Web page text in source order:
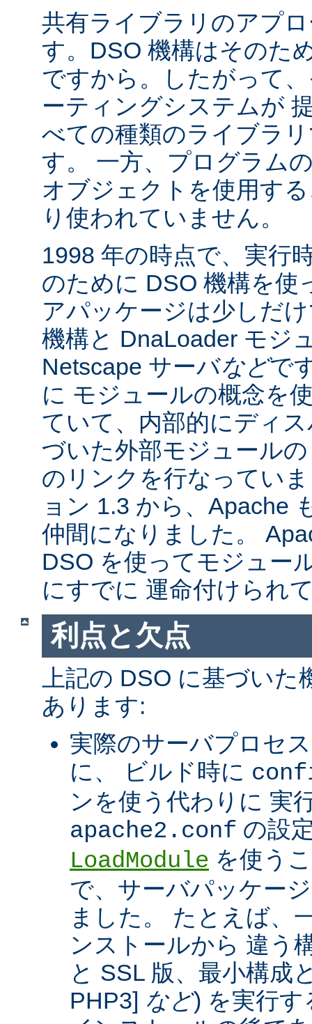
共有ライブラリのアプ
す。DSO 機構はそのた
ですから。したがって
ーティングシステムが
べての種類のライブラ
す。 一方、プログラム
オブジェクトを使用す
り使われていません。
1998 年の時点で、実行
のために DSO 機構を使
アパッケージは少しだ
機構と DnaLoader モジ
Netscape サーバなどで
に モジュールの概念を
ていて、内部的にディ
づいた外部モジュール
のリンクを行なってい
ョン 1.3 から、Apache
仲間になりました。
DSO を使ってモジュー
にすでに 運命付けられ
利点と欠点
上記の DSO に基づい
あります:
実際のサーバプロセ
に、 ビルド時に
ンを使う代わりに 実
apache2.conf の設
LoadModule を使う
で、サーバパッケー
ました。 たとえば、
ンストールから 違う
と SSL 版、最小構成
PHP3] など) を実行